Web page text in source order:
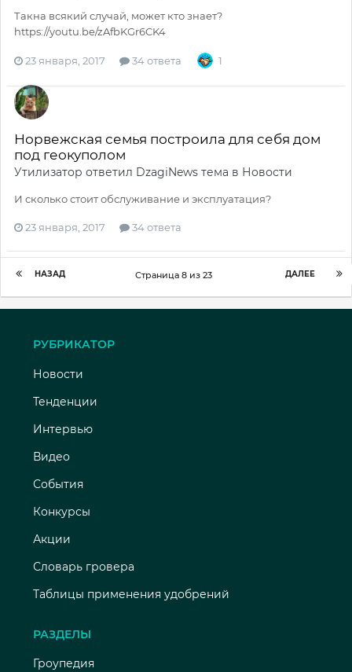
Такна всякий случай, может кто знает?
https://youtu.be/zAfbKGr6CK4
23 января, 2017 34 ответа 1
Норвежская семья построила для себя дом
под геокуполом
Утилизатор ответил DzagiNews тема в Новости
И сколько стоит обслуживание и эксплуатация?
23 января, 2017 34 ответа
НАЗАД ДАЛЕЕ
Страница 8 из 23
РУБРИКАТОР
Новости
Тенденции
Интервью
Видео
События
Конкурсы
Акции
Словарь гровера
Таблицы применения удобрений
РАЗДЕЛЫ
Гроупедия